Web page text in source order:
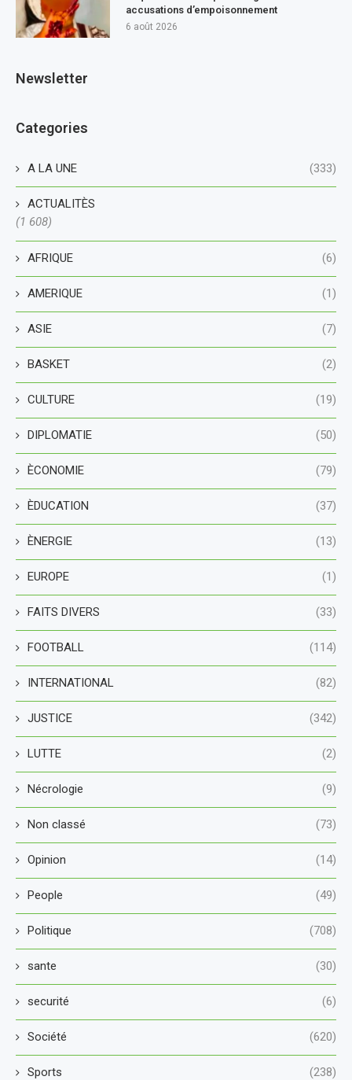
accusations d’empoisonnement
6 août 2026
Newsletter
Categories
A LA UNE (333)
ACTUALITÈS
(1 608)
AFRIQUE (6)
AMERIQUE (1)
ASIE (7)
BASKET (2)
CULTURE (19)
DIPLOMATIE (50)
ÈCONOMIE (79)
ÈDUCATION (37)
ÈNERGIE (13)
EUROPE (1)
FAITS DIVERS (33)
FOOTBALL (114)
INTERNATIONAL (82)
JUSTICE (342)
LUTTE (2)
Nécrologie (9)
Non classé (73)
Opinion (14)
People (49)
Politique (708)
sante (30)
securité (6)
Société (620)
Sports (238)